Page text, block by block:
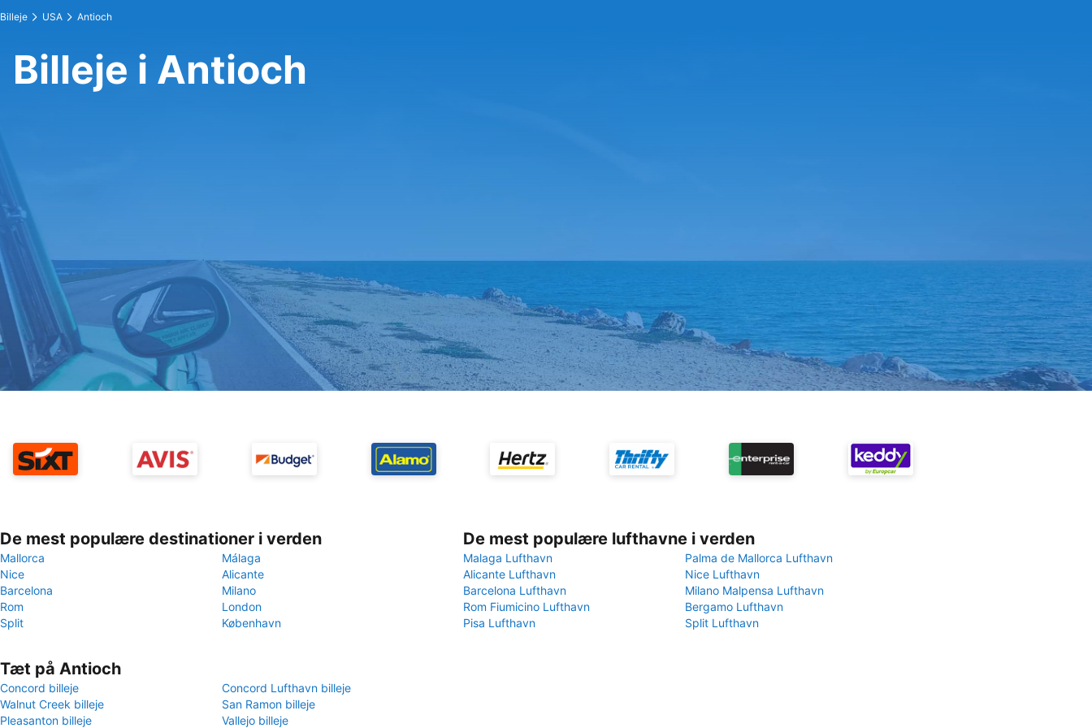
Billeje USA Antioch
Billeje i Antioch
De mest populære destinationer i verden
Mallorca
Málaga
Nice
Alicante
Barcelona
Milano
Rom
London
Split
København
De mest populære lufthavne i verden
Malaga Lufthavn
Palma de Mallorca Lufthavn
Alicante Lufthavn
Nice Lufthavn
Barcelona Lufthavn
Milano Malpensa Lufthavn
Rom Fiumicino Lufthavn
Bergamo Lufthavn
Pisa Lufthavn
Split Lufthavn
Tæt på Antioch
Concord billeje
Concord Lufthavn billeje
Walnut Creek billeje
San Ramon billeje
Pleasanton billeje
Vallejo billeje